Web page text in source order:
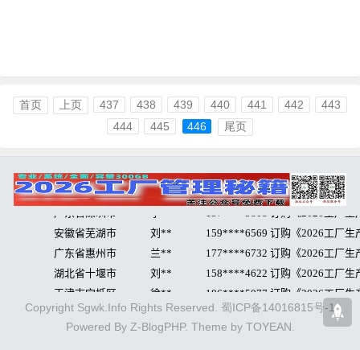
首页 上页 437 438 439 440 441 442
443
444
445 446 尾页
Copyright Sgwk.Info Rights Reserved. 蜀ICP备14016815号-1
Powered By Z-BlogPHP. Theme by TOYEAN.